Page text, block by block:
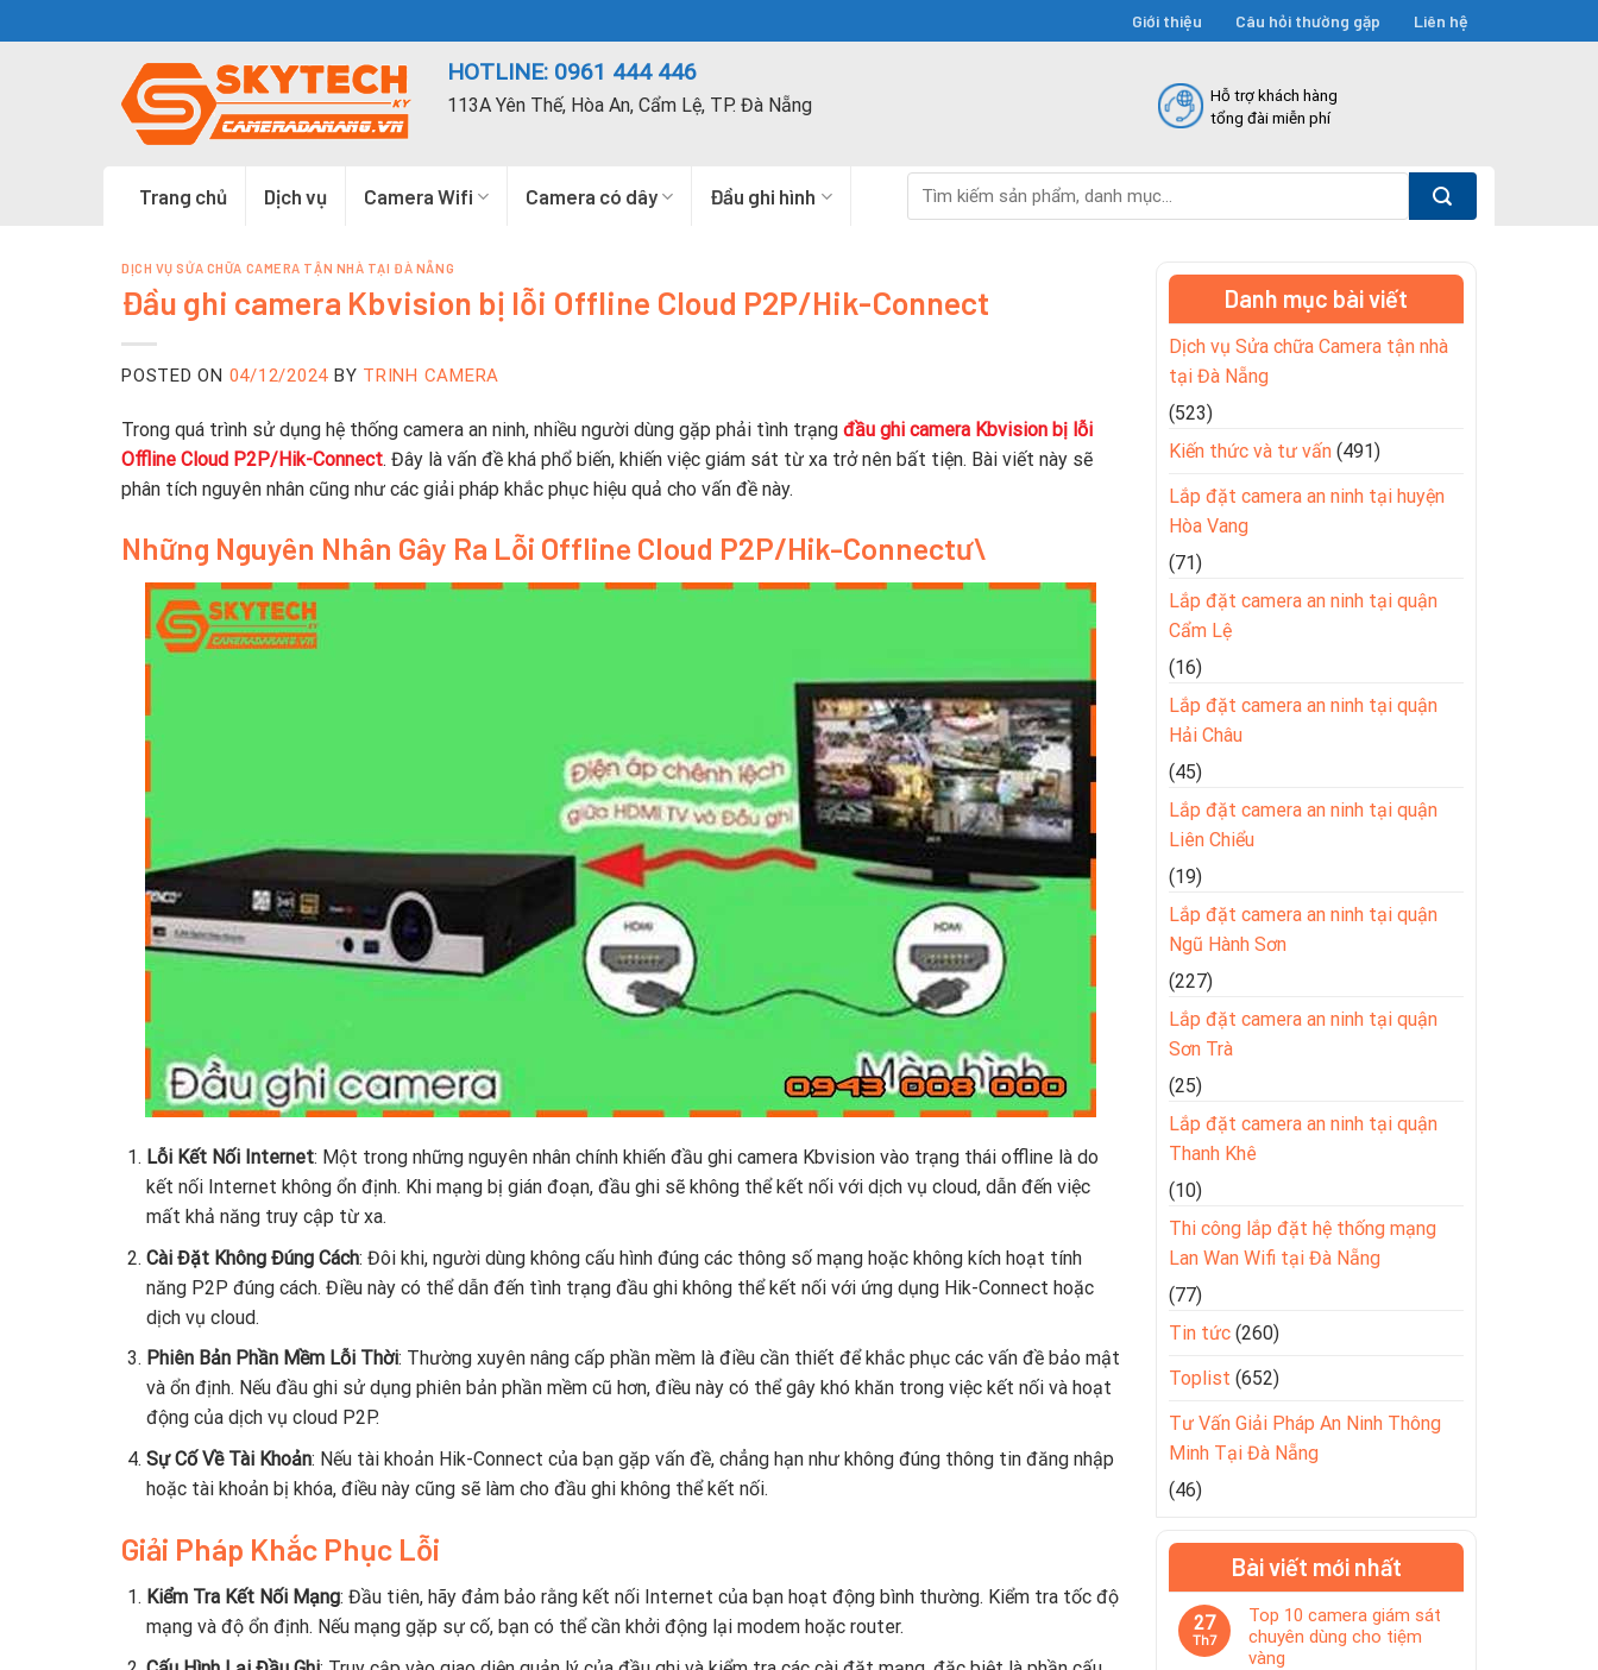
to
Giới thiệu Câu hỏi thường gặp Liên hệ
HOTLINE: 0961 444 446
113A Yên Thế, Hòa An, Cẩm Lệ, TP. Đà Nẵng
Hỗ trợ khách hàng
tổng đài miễn phí
Trang chủ Dịch vụ Camera Wifi Camera có dây Đầu ghi hình
kiếm:
DỊCH VỤ SỬA CHỮA CAMERA TẬN NHÀ TẠI ĐÀ NẴNG
Đầu ghi camera Kbvision bị lỗi Offline Cloud P2P/Hik-Connect
POSTED ON 04/12/2024 BY TRINH CAMERA
Trong quá trình sử dụng hệ thống camera an ninh, nhiều người dùng gặp phải tình trạng đầu ghi camera Kbvision bị lỗi
Offline Cloud P2P/Hik-Connect. Đây là vấn đề khá phổ biến, khiến việc giám sát từ xa trở nên bất tiện. Bài viết này sẽ
phân tích nguyên nhân cũng như các giải pháp khắc phục hiệu quả cho vấn đề này.
Những Nguyên Nhân Gây Ra Lỗi Offline Cloud P2P/Hik-Connectư\
Lỗi Kết Nối Internet: Một trong những nguyên nhân chính khiến đầu ghi camera Kbvision vào trạng thái offline là do
kết nối Internet không ổn định. Khi mạng bị gián đoạn, đầu ghi sẽ không thể kết nối với dịch vụ cloud, dẫn đến việc
mất khả năng truy cập từ xa.
Cài Đặt Không Đúng Cách: Đôi khi, người dùng không cấu hình đúng các thông số mạng hoặc không kích hoạt tính
năng P2P đúng cách. Điều này có thể dẫn đến tình trạng đầu ghi không thể kết nối với ứng dụng Hik-Connect hoặc
dịch vụ cloud.
Phiên Bản Phần Mềm Lỗi Thời: Thường xuyên nâng cấp phần mềm là điều cần thiết để khắc phục các vấn đề bảo mật
và ổn định. Nếu đầu ghi sử dụng phiên bản phần mềm cũ hơn, điều này có thể gây khó khăn trong việc kết nối và hoạt
động của dịch vụ cloud P2P.
Sự Cố Về Tài Khoản: Nếu tài khoản Hik-Connect của bạn gặp vấn đề, chẳng hạn như không đúng thông tin đăng nhập
hoặc tài khoản bị khóa, điều này cũng sẽ làm cho đầu ghi không thể kết nối.
Giải Pháp Khắc Phục Lỗi
Kiểm Tra Kết Nối Mạng: Đầu tiên, hãy đảm bảo rằng kết nối Internet của bạn hoạt động bình thường. Kiểm tra tốc độ
mạng và độ ổn định. Nếu mạng gặp sự cố, bạn có thể cần khởi động lại modem hoặc router.
Danh mục bài viết
Dịch vụ Sửa chữa Camera tận nhà
tại Đà Nẵng
(523)
Kiến thức và tư vấn (491)
Lắp đặt camera an ninh tại huyện
Hòa Vang
(71)
Lắp đặt camera an ninh tại quận
Cẩm Lệ
(16)
Lắp đặt camera an ninh tại quận
Hải Châu
(45)
Lắp đặt camera an ninh tại quận
Liên Chiểu
(19)
Lắp đặt camera an ninh tại quận
Ngũ Hành Sơn
(227)
Lắp đặt camera an ninh tại quận
Sơn Trà
(25)
Lắp đặt camera an ninh tại quận
Thanh Khê
(10)
Thi công lắp đặt hệ thống mạng
Lan Wan Wifi tại Đà Nẵng
(77)
Tin tức (260)
Toplist (652)
Tư Vấn Giải Pháp An Ninh Thông
Minh Tại Đà Nẵng
(46)
Bài viết mới nhất
27
Th7
Top 10 camera giám sát
chuyên dùng cho tiệm
vàng